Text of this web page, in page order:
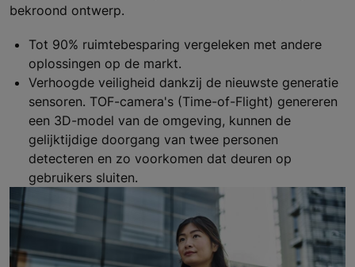
bekroond ontwerp.
Tot 90% ruimtebesparing vergeleken met andere
oplossingen op de markt.
Verhoogde veiligheid dankzij de nieuwste generatie
sensoren. TOF-camera's (Time-of-Flight) genereren
een 3D-model van de omgeving, kunnen de
gelijktijdige doorgang van twee personen
detecteren en zo voorkomen dat deuren op
gebruikers sluiten.